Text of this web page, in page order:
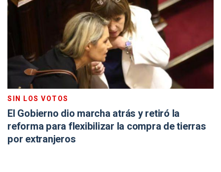
SIN LOS VOTOS
El Gobierno dio marcha atrás y retiró la
reforma para flexibilizar la compra de tierras
por extranjeros